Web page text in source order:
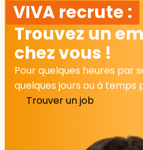
VIVA recrute :
Trouvez un
chez vous !
Pour quelques heures par
quelques jours ou à temps
Trouver un job